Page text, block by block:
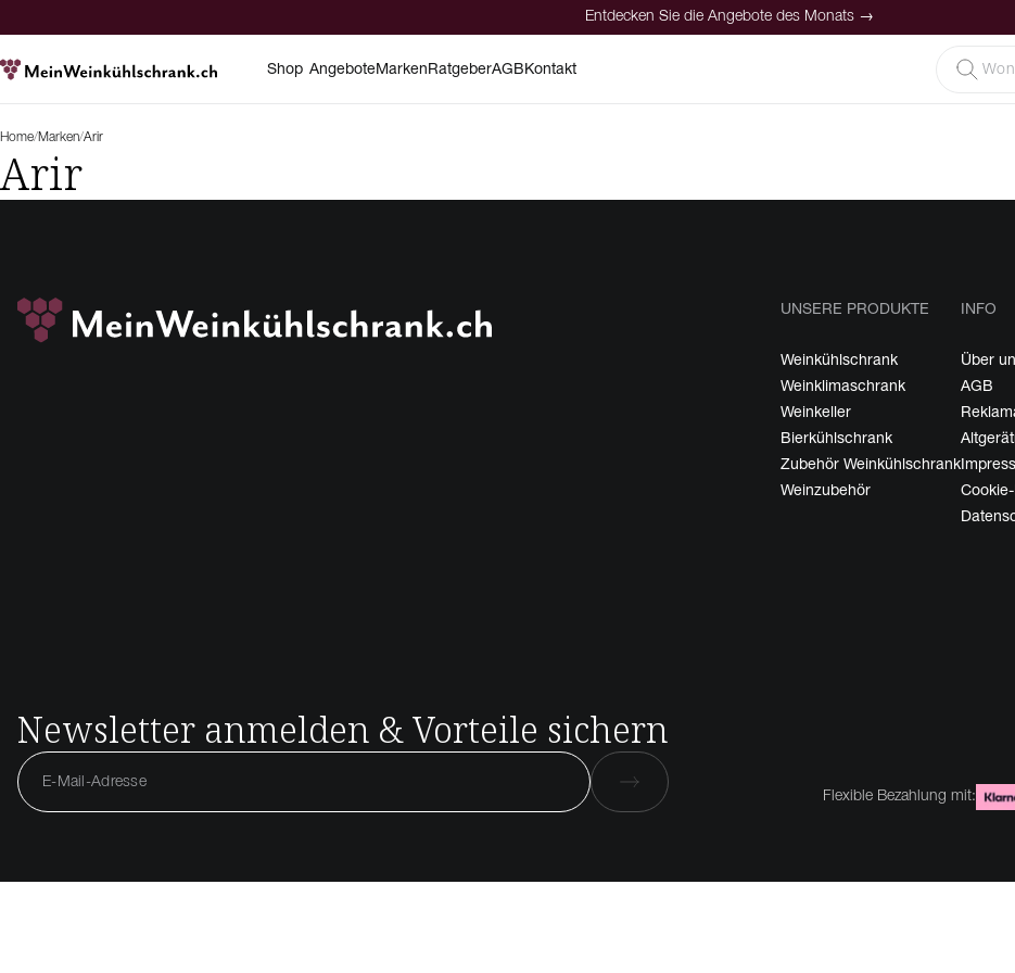
Entdecken Sie die Angebote des Monats →
Shop AngeboteMarkenRatgeberAGBKontakt
Home/Marken/Arir
Arir
UNSERE PRODUKTE
Weinkühlschrank
Weinklimaschrank
Weinkeller
Bierkühlschrank
Zubehör Weinkühlschrank
Weinzubehör
INFO
Über
AGB
Newsletter anmelden & Vorteile sichern
Flexible Bezahlung mit: